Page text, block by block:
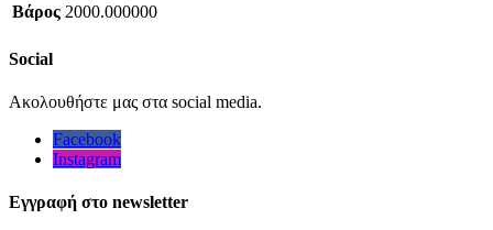
Βάρος 2000.000000
Social
Ακολουθήστε μας στα social media.
Facebook
Instagram
Εγγραφή στο newsletter